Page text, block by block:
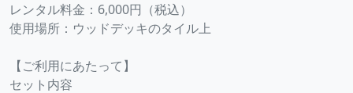
レンタル料金：6,000円（税込）
使用場所：ウッドデッキのタイル上
【ご利用にあたって】
セット内容